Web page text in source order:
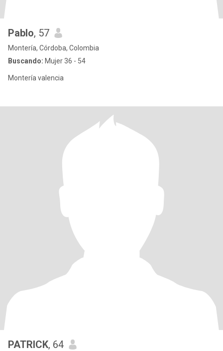
Pablo, 57
Montería, Córdoba, Colombia
Buscando: Mujer 36 - 54
Montería valencia
PATRICK, 64